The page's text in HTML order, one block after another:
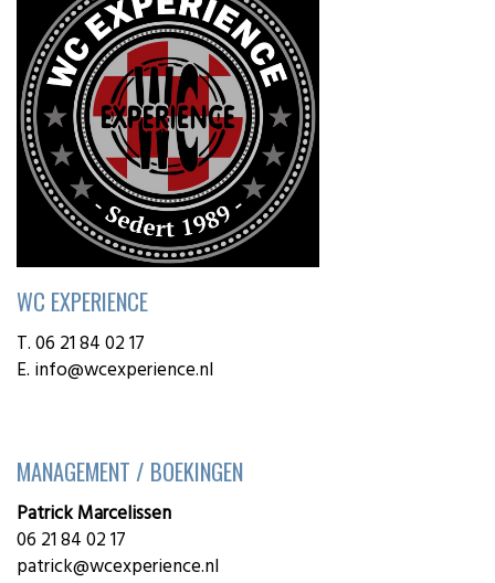
WC EXPERIENCE
T. 06 21 84 02 17
E. info@wcexperience.nl
MANAGEMENT / BOEKINGEN
Patrick Marcelissen
06 21 84 02 17
patrick@wcexperience.nl